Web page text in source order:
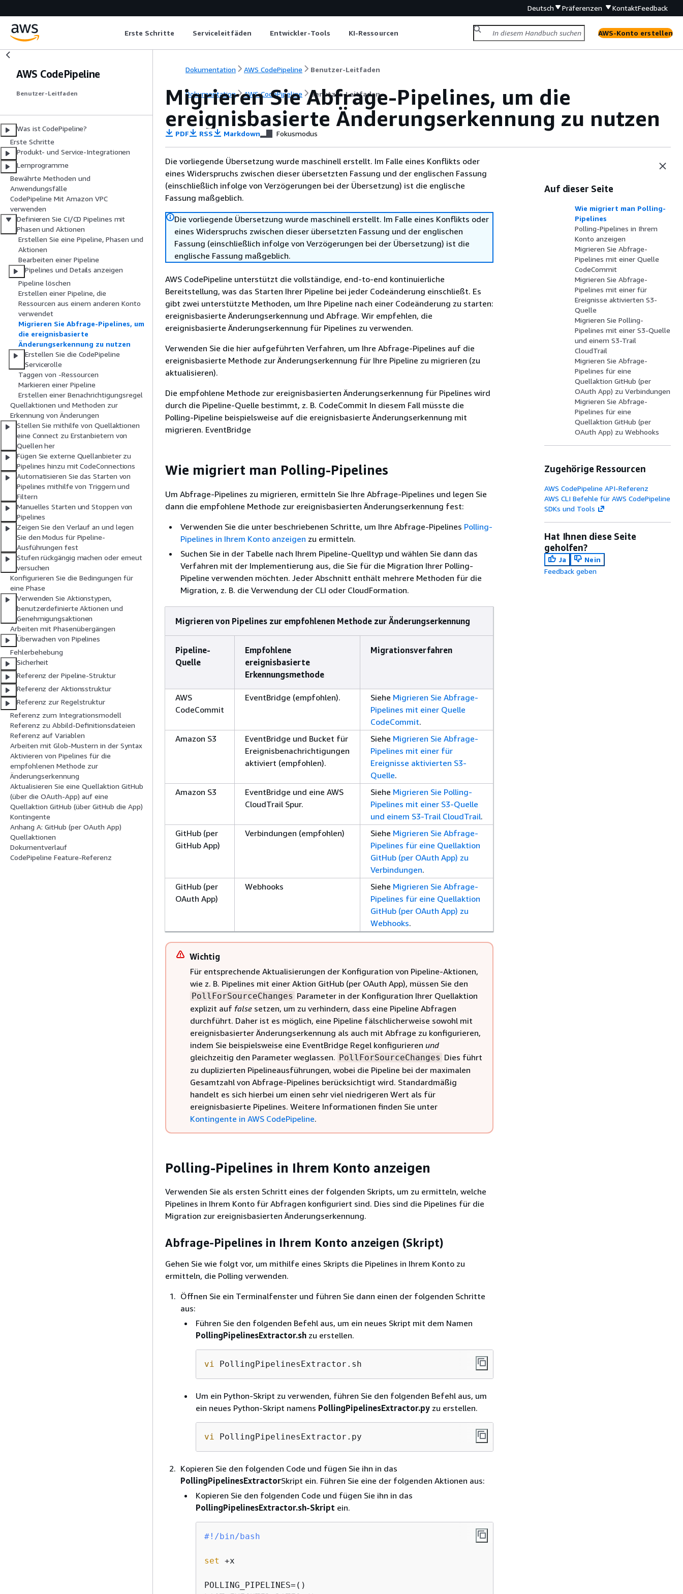
Deutsch Präferenzen KontaktFeedback
Erste Schritte Serviceleitfäden Entwickler-Tools KI-Ressourcen AWS-Konto erstellen
AWS CodePipeline
Benutzer-Leitfaden
Was ist CodePipeline?
Erste Schritte
Produkt- und Service-Integrationen
Lernprogramme
Bewährte Methoden und
Anwendungsfälle
CodePipeline Mit Amazon VPC
verwenden
Definieren Sie CI/CD Pipelines mit
Phasen und Aktionen
Erstellen Sie eine Pipeline, Phasen und
Aktionen
Bearbeiten einer Pipeline
Pipelines und Details anzeigen
Pipeline löschen
Erstellen einer Pipeline, die
Ressourcen aus einem anderen Konto
verwendet
Migrieren Sie Abfrage-Pipelines, um
die ereignisbasierte
Änderungserkennung zu nutzen
Erstellen Sie die CodePipeline
Servicerolle
Taggen von -Ressourcen
Markieren einer Pipeline
Erstellen einer Benachrichtigungsregel
Quellaktionen und Methoden zur
Erkennung von Änderungen
Stellen Sie mithilfe von Quellaktionen
eine Connect zu Erstanbietern von
Quellen her
Fügen Sie externe Quellanbieter zu
Pipelines hinzu mit CodeConnections
Automatisieren Sie das Starten von
Pipelines mithilfe von Triggern und
Filtern
Manuelles Starten und Stoppen von
Pipelines
Zeigen Sie den Verlauf an und legen
Sie den Modus für Pipeline-
Ausführungen fest
Stufen rückgängig machen oder erneut
versuchen
Konfigurieren Sie die Bedingungen für
eine Phase
Verwenden Sie Aktionstypen,
benutzerdefinierte Aktionen und
Genehmigungsaktionen
Arbeiten mit Phasenübergängen
Überwachen von Pipelines
Fehlerbehebung
Sicherheit
Referenz der Pipeline-Struktur
Referenz der Aktionsstruktur
Referenz zur Regelstruktur
Referenz zum Integrationsmodell
Referenz zu Abbild-Definitionsdateien
Referenz auf Variablen
Arbeiten mit Glob-Mustern in der Syntax
Aktivieren von Pipelines für die
empfohlenen Methode zur
Änderungserkennung
Aktualisieren Sie eine Quellaktion GitHub
(über die OAuth-App) auf eine
Quellaktion GitHub (über GitHub die App)
Kontingente
Anhang A: GitHub (per OAuth App)
Quellaktionen
Dokumentverlauf
CodePipeline Feature-Referenz
Dokumentation AWS CodePipeline Benutzer-Leitfaden
Dokumentation AWS CodePipeline Benutzer-Leitfaden
Migrieren Sie Abfrage-Pipelines, um die
ereignisbasierte Änderungserkennung zu nutzen
PDF RSS Markdown Fokusmodus
Die vorliegende Übersetzung wurde maschinell erstellt. Im Falle eines Konflikts oder
eines Widerspruchs zwischen dieser übersetzten Fassung und der englischen Fassung
(einschließlich infolge von Verzögerungen bei der Übersetzung) ist die englische
Fassung maßgeblich.
Die vorliegende Übersetzung wurde maschinell erstellt. Im Falle eines Konflikts oder
eines Widerspruchs zwischen dieser übersetzten Fassung und der englischen
Fassung (einschließlich infolge von Verzögerungen bei der Übersetzung) ist die
englische Fassung maßgeblich.
AWS CodePipeline unterstützt die vollständige, end-to-end kontinuierliche
Bereitstellung, was das Starten Ihrer Pipeline bei jeder Codeänderung einschließt. Es
gibt zwei unterstützte Methoden, um Ihre Pipeline nach einer Codeänderung zu starten:
ereignisbasierte Änderungserkennung und Abfrage. Wir empfehlen, die
ereignisbasierte Änderungserkennung für Pipelines zu verwenden.
Verwenden Sie die hier aufgeführten Verfahren, um Ihre Abfrage-Pipelines auf die
ereignisbasierte Methode zur Änderungserkennung für Ihre Pipeline zu migrieren (zu
aktualisieren).
Die empfohlene Methode zur ereignisbasierten Änderungserkennung für Pipelines wird
durch die Pipeline-Quelle bestimmt, z. B. CodeCommit In diesem Fall müsste die
Polling-Pipeline beispielsweise auf die ereignisbasierte Änderungserkennung mit
migrieren. EventBridge
Wie migriert man Polling-Pipelines
Um Abfrage-Pipelines zu migrieren, ermitteln Sie Ihre Abfrage-Pipelines und legen Sie
dann die empfohlene Methode zur ereignisbasierten Änderungserkennung fest:
Verwenden Sie die unter beschriebenen Schritte, um Ihre Abfrage-Pipelines Polling-
Pipelines in Ihrem Konto anzeigen zu ermitteln.
Suchen Sie in der Tabelle nach Ihrem Pipeline-Quelltyp und wählen Sie dann das
Verfahren mit der Implementierung aus, die Sie für die Migration Ihrer Polling-
Pipeline verwenden möchten. Jeder Abschnitt enthält mehrere Methoden für die
Migration, z. B. die Verwendung der CLI oder CloudFormation.
Migrieren von Pipelines zur empfohlenen Methode zur Änderungserkennung
Pipeline-
Quelle
Empfohlene
ereignisbasierte
Erkennungsmethode
Migrationsverfahren
AWS
CodeCommit
EventBridge (empfohlen). Siehe Migrieren Sie Abfrage-
Pipelines mit einer Quelle
CodeCommit.
Amazon S3
EventBridge und Bucket für
Ereignisbenachrichtigungen
aktiviert (empfohlen).
Siehe Migrieren Sie Abfrage-
Pipelines mit einer für
Ereignisse aktivierten S3-
Quelle.
Amazon S3
EventBridge und eine AWS
CloudTrail Spur.
Siehe Migrieren Sie Polling-
Pipelines mit einer S3-Quelle
und einem S3-Trail CloudTrail.
GitHub (per
GitHub App)
Verbindungen (empfohlen) Siehe Migrieren Sie Abfrage-
Pipelines für eine Quellaktion
GitHub (per OAuth App) zu
Verbindungen.
GitHub (per
OAuth App)
Webhooks Siehe Migrieren Sie Abfrage-
Pipelines für eine Quellaktion
GitHub (per OAuth App) zu
Webhooks.
Wichtig
Für entsprechende Aktualisierungen der Konfiguration von Pipeline-Aktionen,
wie z. B. Pipelines mit einer Aktion GitHub (per OAuth App), müssen Sie den
PollForSourceChanges Parameter in der Konfiguration Ihrer Quellaktion
explizit auf false setzen, um zu verhindern, dass eine Pipeline Abfragen
durchführt. Daher ist es möglich, eine Pipeline fälschlicherweise sowohl mit
ereignisbasierter Änderungserkennung als auch mit Abfrage zu konfigurieren,
indem Sie beispielsweise eine EventBridge Regel konfigurieren und
gleichzeitig den Parameter weglassen. PollForSourceChanges Dies führt
zu duplizierten Pipelineausführungen, wobei die Pipeline bei der maximalen
Gesamtzahl von Abfrage-Pipelines berücksichtigt wird. Standardmäßig
handelt es sich hierbei um einen sehr viel niedrigeren Wert als für
ereignisbasierte Pipelines. Weitere Informationen finden Sie unter
Kontingente in AWS CodePipeline.
Polling-Pipelines in Ihrem Konto anzeigen
Verwenden Sie als ersten Schritt eines der folgenden Skripts, um zu ermitteln, welche
Pipelines in Ihrem Konto für Abfragen konfiguriert sind. Dies sind die Pipelines für die
Migration zur ereignisbasierten Änderungserkennung.
Abfrage-Pipelines in Ihrem Konto anzeigen (Skript)
Gehen Sie wie folgt vor, um mithilfe eines Skripts die Pipelines in Ihrem Konto zu
ermitteln, die Polling verwenden.
Öffnen Sie ein Terminalfenster und führen Sie dann einen der folgenden Schritte
aus:
Führen Sie den folgenden Befehl aus, um ein neues Skript mit dem Namen
PollingPipelinesExtractor.sh zu erstellen.
vi PollingPipelinesExtractor.sh
Um ein Python-Skript zu verwenden, führen Sie den folgenden Befehl aus, um
ein neues Python-Skript namens PollingPipelinesExtractor.py zu erstellen.
vi PollingPipelinesExtractor.py
Kopieren Sie den folgenden Code und fügen Sie ihn in das
PollingPipelinesExtractorSkript ein. Führen Sie eine der folgenden Aktionen aus:
Kopieren Sie den folgenden Code und fügen Sie ihn in das
PollingPipelinesExtractor.sh-Skript ein.
#!/bin/bash
set +x
POLLING_PIPELINES=()
Auf dieser Seite
Wie migriert man Polling-
Pipelines
Polling-Pipelines in Ihrem
Konto anzeigen
Migrieren Sie Abfrage-
Pipelines mit einer Quelle
CodeCommit
Migrieren Sie Abfrage-
Pipelines mit einer für
Ereignisse aktivierten S3-
Quelle
Migrieren Sie Polling-
Pipelines mit einer S3-Quelle
und einem S3-Trail
CloudTrail
Migrieren Sie Abfrage-
Pipelines für eine
Quellaktion GitHub (per
OAuth App) zu Verbindungen
Migrieren Sie Abfrage-
Pipelines für eine
Quellaktion GitHub (per
OAuth App) zu Webhooks
Zugehörige Ressourcen
AWS CodePipeline API-Referenz
AWS CLI Befehle für AWS CodePipeline
SDKs und Tools
Hat Ihnen diese Seite
geholfen?
Ja
Nein
Feedback geben